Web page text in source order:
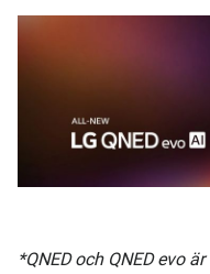
*QNED och QNED evo